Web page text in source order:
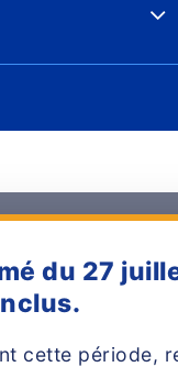
du 27
cette période,